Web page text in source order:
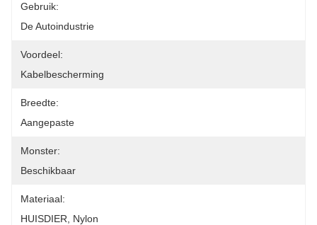
Gebruik:
De Autoindustrie
Voordeel:
Kabelbescherming
Breedte:
Aangepaste
Monster:
Beschikbaar
Materiaal:
HUISDIER, Nylon